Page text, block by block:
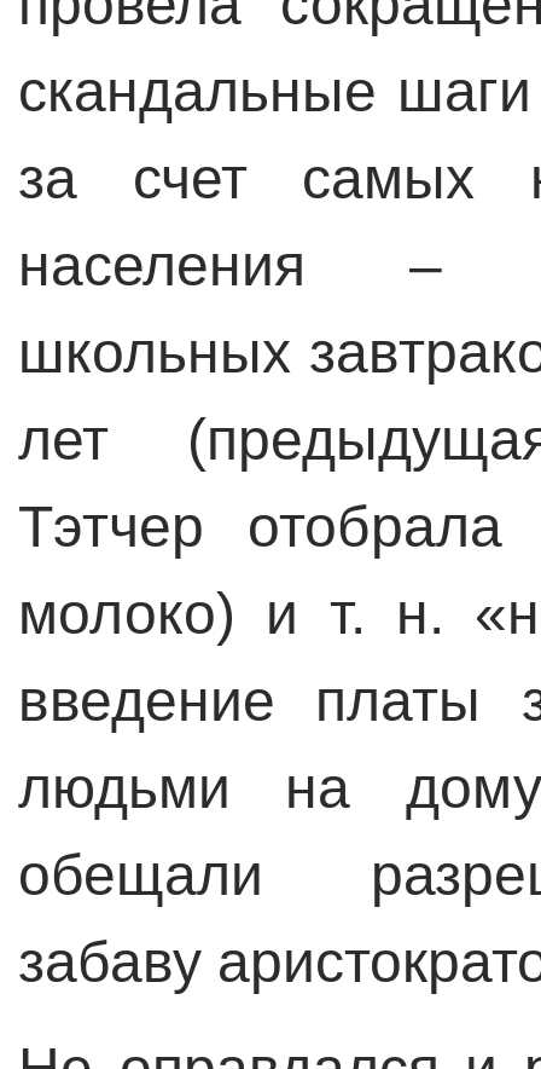
скандальные
за счет самых
населения –
школьных
лет
Тэтчер
молоко) и т. н.
введение платы
людьми на
обещали
забаву